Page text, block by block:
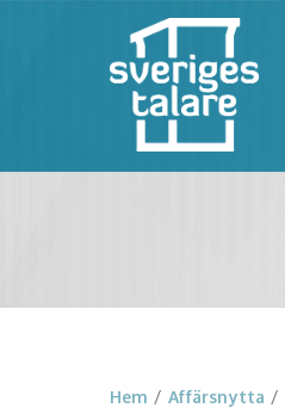
Hem /Affärsnytta /